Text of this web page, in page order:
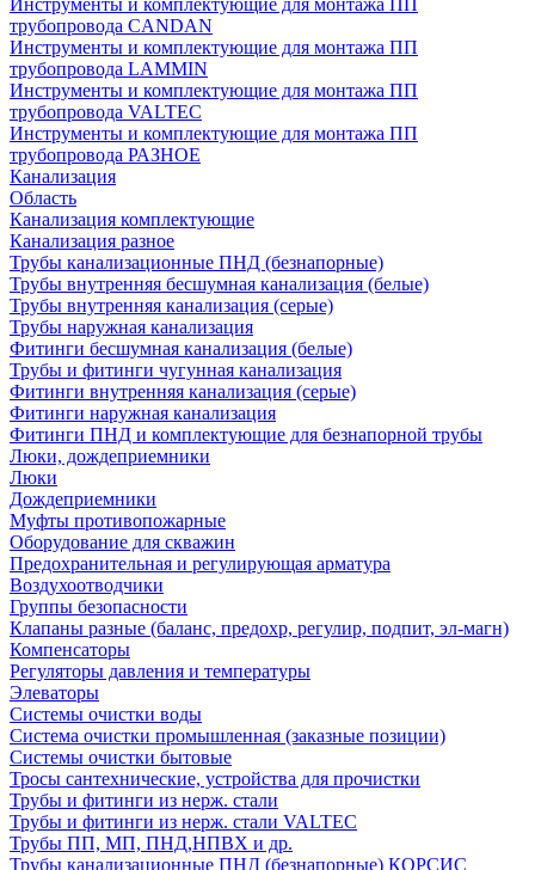
Инструменты и комплектующие для монтажа ПП
трубопровода CANDAN
Инструменты и комплектующие для монтажа ПП
трубопровода LAMMIN
Инструменты и комплектующие для монтажа ПП
трубопровода VALTEC
Инструменты и комплектующие для монтажа ПП
трубопровода РАЗНОЕ
Канализация
Область
Канализация комплектующие
Канализация разное
Трубы канализационные ПНД (безнапорные)
Трубы внутренняя бесшумная канализация (белые)
Трубы внутренняя канализация (серые)
Трубы наружная канализация
Фитинги бесшумная канализация (белые)
Трубы и фитинги чугунная канализация
Фитинги внутренняя канализация (серые)
Фитинги наружная канализация
Фитинги ПНД и комплектующие для безнапорной трубы
Люки, дождеприемники
Люки
Дождеприемники
Муфты противопожарные
Оборудование для скважин
Предохранительная и регулирующая арматура
Воздухоотводчики
Группы безопасности
Клапаны разные (баланс, предохр, регулир, подпит, эл-магн)
Компенсаторы
Регуляторы давления и температуры
Элеваторы
Системы очистки воды
Система очистки промышленная (заказные позиции)
Системы очистки бытовые
Тросы сантехнические, устройства для прочистки
Трубы и фитинги из нерж. стали
Трубы и фитинги из нерж. стали VALTEC
Трубы ПП, МП, ПНД,НПВХ и др.
Трубы канализационные ПНД (безнапорные) КОРСИС